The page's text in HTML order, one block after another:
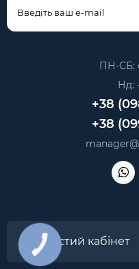
ПН-СБ:
Нд:
+38
+38
Особистий кабінет
КНОПКА
ЗВ'ЯЗКУ